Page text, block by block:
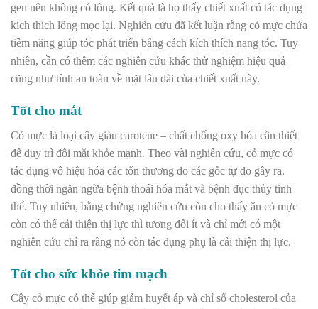
gen nên không có lông. Kết quả là họ thấy chiết xuất có tác dụng
kích thích lông mọc lại. Nghiên cứu đã kết luận rằng cỏ mực chứa
tiềm năng giúp tóc phát triển bằng cách kích thích nang tóc. Tuy
nhiên, cần có thêm các nghiên cứu khác thử nghiệm hiệu quả
cũng như tính an toàn về mặt lâu dài của chiết xuất này.
Tốt cho mắt
Cỏ mực là loại cây giàu carotene – chất chống oxy hóa cần thiết
để duy trì đôi mắt khỏe mạnh. Theo vài nghiên cứu, cỏ mực có
tác dụng vô hiệu hóa các tổn thương do các gốc tự do gây ra,
đồng thời ngăn ngừa bệnh thoái hóa mắt và bệnh đục thủy tinh
thể. Tuy nhiên, bằng chứng nghiên cứu còn cho thấy ăn cỏ mực
còn có thể cải thiện thị lực thì tương đối ít và chỉ mới có một
nghiên cứu chỉ ra rằng nó còn tác dụng phụ là cải thiện thị lực.
Tốt cho sức khỏe tim mạch
Cây cỏ mực có thể giúp giảm huyết áp và chỉ số cholesterol của